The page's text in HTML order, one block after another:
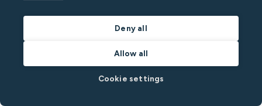
Datenschutzrichtlinie
Deny all
Allow all
Cookie settings